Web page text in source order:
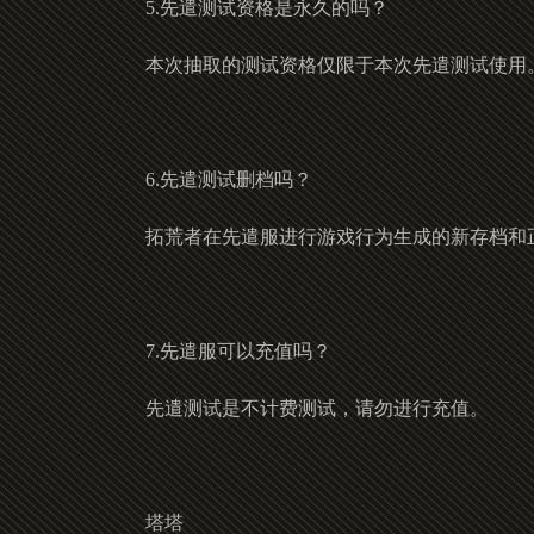
5.先遣测试资格是永久的吗？
本次抽取的测试资格仅限于本次先遣测试使
6.先遣测试删档吗？
拓荒者在先遣服进行游戏行为生成的新存档
7.先遣服可以充值吗？
先遣测试是不计费测试，请勿进行充值。
塔塔